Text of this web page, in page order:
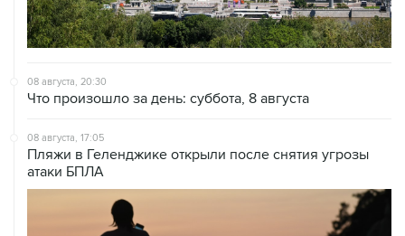
08 августа, 20:30
Что произошло за день: суббота, 8 августа
08 августа, 17:05
Пляжи в Геленджике открыли после снятия угрозы
атаки БПЛА